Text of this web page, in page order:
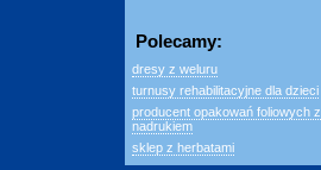
Polecamy:
dresy z weluru
turnusy rehabilitacyjne dla dzieci
producent opakowań foliowych z
nadrukiem
sklep z herbatami